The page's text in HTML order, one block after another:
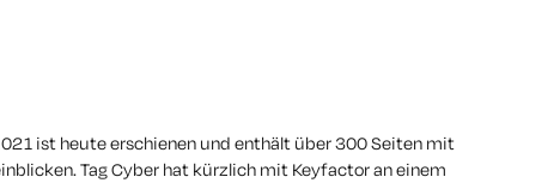
ist heute erschienen und enthält über 300 Seiten mit
Tag Cyber hat kürzlich mit Keyfactor an einem